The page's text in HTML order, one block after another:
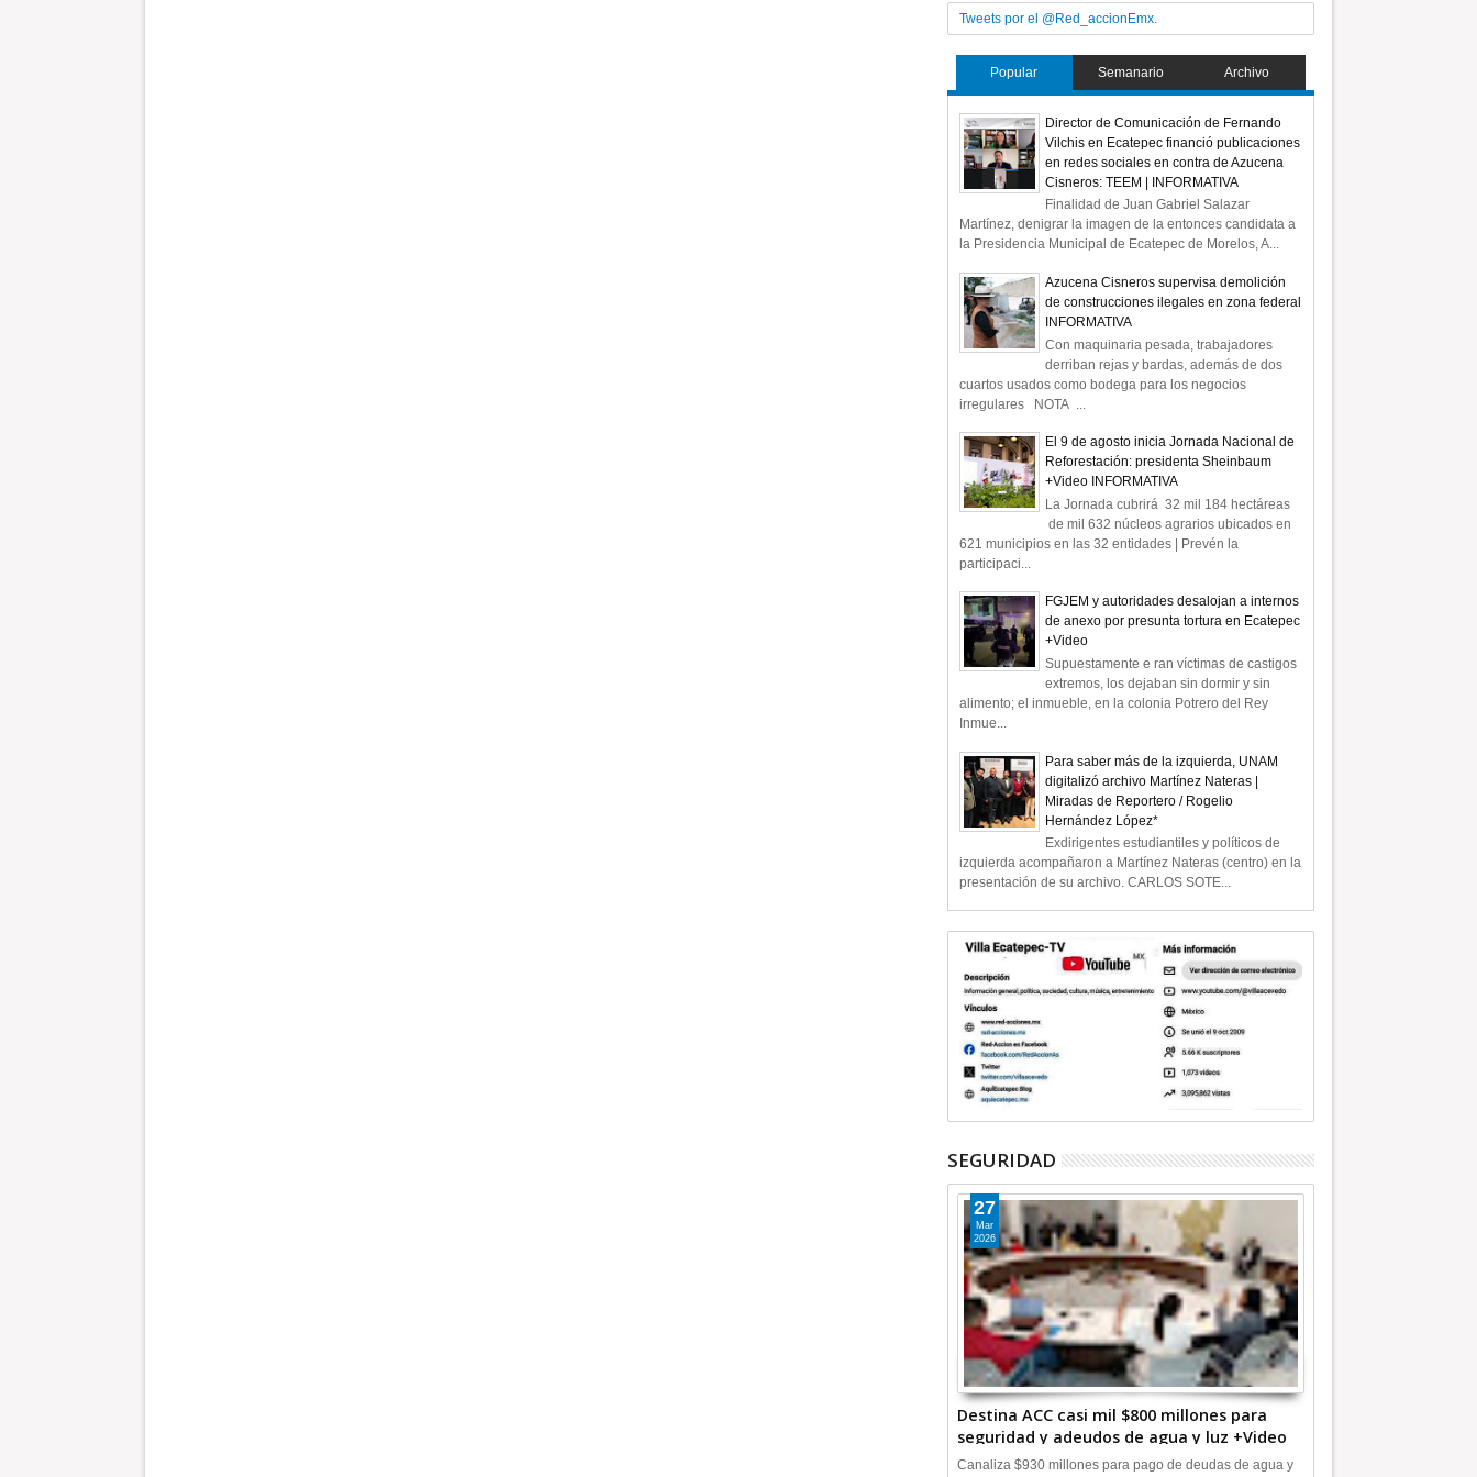
Tweets por el @Red_accionEmx.
Popular Semanario Archivo
Director de Comunicación de Fernando
Vilchis en Ecatepec financió publicaciones
en redes sociales en contra de Azucena
Cisneros: TEEM | INFORMATIVA
Finalidad de Juan Gabriel Salazar
Martínez, denigrar la imagen de la entonces candidata a
la Presidencia Municipal de Ecatepec de Morelos, A...
Azucena Cisneros supervisa demolición
de construcciones ilegales en zona federal
INFORMATIVA
Con maquinaria pesada, trabajadores
derriban rejas y bardas, además de dos
cuartos usados como bodega para los negocios
irregulares NOTA ...
El 9 de agosto inicia Jornada Nacional de
Reforestación: presidenta Sheinbaum
+Video INFORMATIVA
La Jornada cubrirá 32 mil 184 hectáreas
de mil 632 núcleos agrarios ubicados en
621 municipios en las 32 entidades | Prevén la
participaci...
FGJEM y autoridades desalojan a internos
de anexo por presunta tortura en Ecatepec
+Video
Supuestamente e ran víctimas de castigos
extremos, los dejaban sin dormir y sin
alimento; el inmueble, en la colonia Potrero del Rey
Inmue...
Para saber más de la izquierda, UNAM
digitalizó archivo Martínez Nateras |
Miradas de Reportero / Rogelio
Hernández López*
Exdirigentes estudiantiles y políticos de
izquierda acompañaron a Martínez Nateras (centro) en la
presentación de su archivo. CARLOS SOTE...
SEGURIDAD
Destina ACC casi mil $800 millones para
seguridad y adeudos de agua y luz +Video
27
Mar
2026
Canaliza $930 millones para pago de deudas de agua y